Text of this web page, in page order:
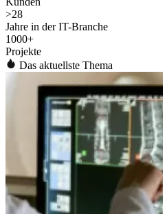
>28
Jahre in der IT-Branche
1000+
Projekte
Das aktuellste Thema